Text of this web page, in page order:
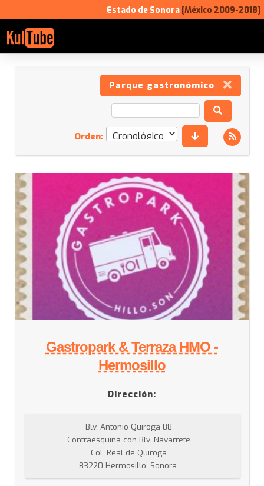
Estado de Sonora [México 2009-2018]
Parque gastronómico
Orden:
Gastropark & Terraza HMO -
Hermosillo
Dirección:
Blv. Antonio Quiroga 88
Contraesquina con Blv. Navarrete
Col. Real de Quiroga
83220 Hermosillo, Sonora.